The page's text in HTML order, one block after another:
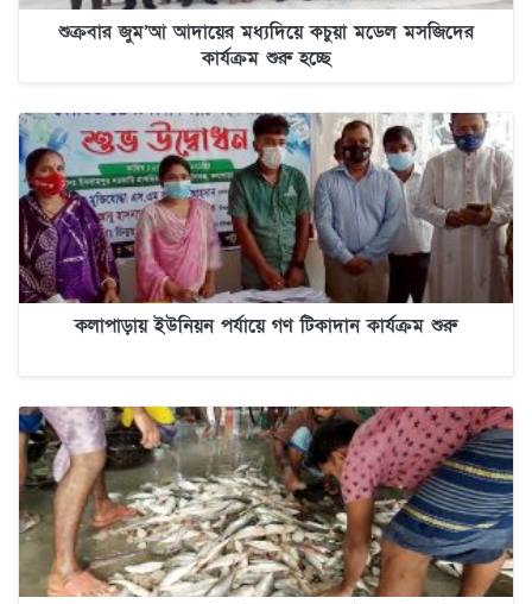
শুক্রবার জুম’আ আদায়ের মধ্যদিয়ে কচুয়া মডেল মসজিদের
কার্যক্রম শুরু হচ্ছে
কলাপাড়ায় ইউনিয়ন পর্যায়ে গণ টিকাদান কার্যক্রম শুরু